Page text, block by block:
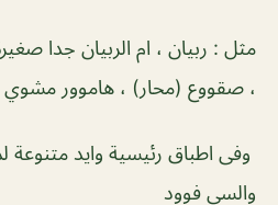
مثل : ربيان ، ام الربيان جدا
، صقووع (محار) ، هاموور مشوي
وفى اطباق رئيسية وايد متنوعة
والسي فوود